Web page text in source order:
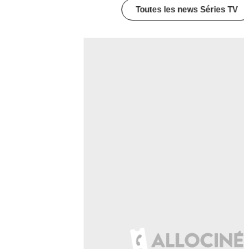
Toutes les news Séries TV